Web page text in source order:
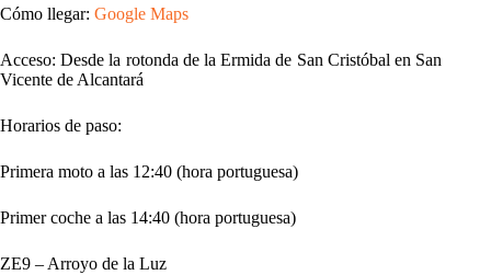
Cómo llegar: Google Maps
Acceso: Desde la rotonda de la Ermida de San Cristóbal en San
Vicente de Alcantará
Horarios de paso:
Primera moto a las 12:40 (hora portuguesa)
Primer coche a las 14:40 (hora portuguesa)
ZE9 – Arroyo de la Luz